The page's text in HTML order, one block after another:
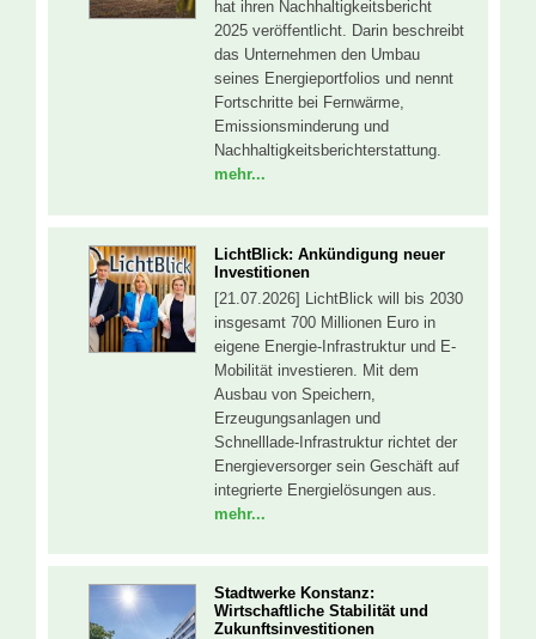
hat ihren Nachhaltigkeitsbericht
2025 veröffentlicht. Darin beschreibt
das Unternehmen den Umbau
seines Energieportfolios und nennt
Fortschritte bei Fernwärme,
Emissionsminderung und
Nachhaltigkeitsberichterstattung.
mehr...
LichtBlick: Ankündigung neuer
Investitionen
[21.07.2026] LichtBlick will bis 2030
insgesamt 700 Millionen Euro in
eigene Energie-Infrastruktur und E-
Mobilität investieren. Mit dem
Ausbau von Speichern,
Erzeugungsanlagen und
Schnelllade-Infrastruktur richtet der
Energieversorger sein Geschäft auf
integrierte Energielösungen aus.
mehr...
Stadtwerke Konstanz:
Wirtschaftliche Stabilität und
Zukunftsinvestitionen